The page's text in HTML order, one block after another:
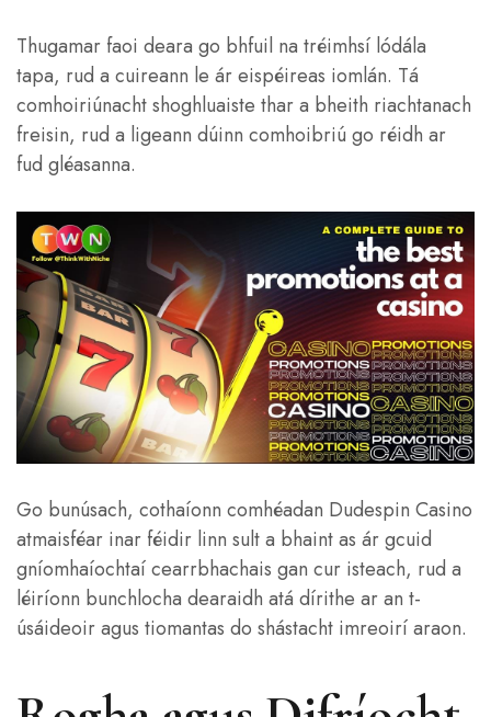
Thugamar faoi deara go bhfuil na tréimhsí lódála
tapa, rud a cuireann le ár eispéireas iomlán. Tá
comhoiriúnacht shoghluaiste thar a bheith riachtanach
freisin, rud a ligeann dúinn comhoibriú go réidh ar
fud gléasanna.
Go bunúsach, cothaíonn comhéadan Dudespin Casino
atmaisféar inar féidir linn sult a bhaint as ár gcuid
gníomhaíochtaí cearrbhachais gan cur isteach, rud a
léiríonn bunchlocha dearaidh atá dírithe ar an t-
úsáideoir agus tiomantas do shástacht imreoirí araon.